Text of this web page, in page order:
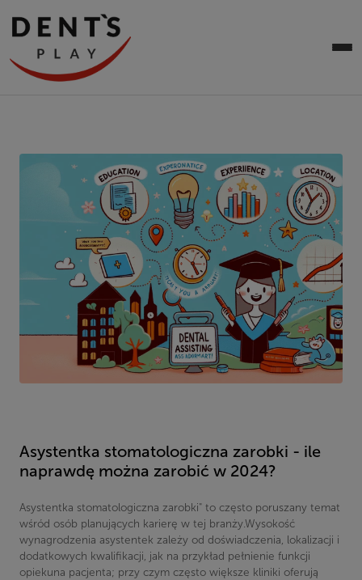
Asystentka stomatologiczna zarobki - ile
naprawdę można zarobić w 2024?
Asystentka stomatologiczna zarobki" to często poruszany temat
wśród osób planujących karierę w tej branży.Wysokość
wynagrodzenia asystentek zależy od doświadczenia, lokalizacji i
dodatkowych kwalifikacji, jak na przykład pełnienie funkcji
opiekuna pacjenta; przy czym często większe kliniki oferują